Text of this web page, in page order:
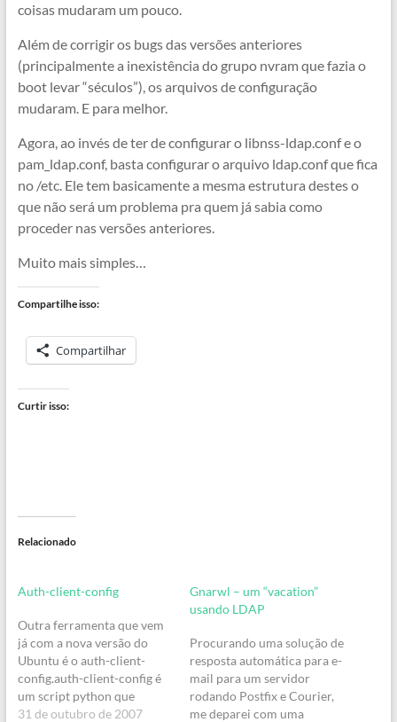
coisas mudaram um pouco.
Além de corrigir os bugs das versões anteriores
(principalmente a inexistência do grupo nvram que fazia o
boot levar “séculos”), os arquivos de configuração
mudaram. E para melhor.
Agora, ao invés de ter de configurar o libnss-ldap.conf e o
pam_ldap.conf, basta configurar o arquivo ldap.conf que fica
no /etc. Ele tem basicamente a mesma estrutura destes o
que não será um problema pra quem já sabia como
proceder nas versões anteriores.
Muito mais simples…
Compartilhe isso:
Compartilhar
Curtir isso:
Relacionado
Auth-client-config
Outra ferramenta que vem
já com a nova versão do
Ubuntu é o auth-client-
config.auth-client-config é
um script python que
modifica os arquivos de
31 de outubro de 2007
Gnarwl – um “vacation”
usando LDAP
Procurando uma solução de
resposta automática para e-
mail para um servidor
rodando Postfix e Courier,
me deparei com uma